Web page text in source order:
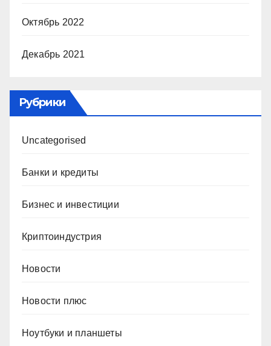
Октябрь 2022
Декабрь 2021
Рубрики
Uncategorised
Банки и кредиты
Бизнес и инвестиции
Криптоиндустрия
Новости
Новости плюс
Ноутбуки и планшеты